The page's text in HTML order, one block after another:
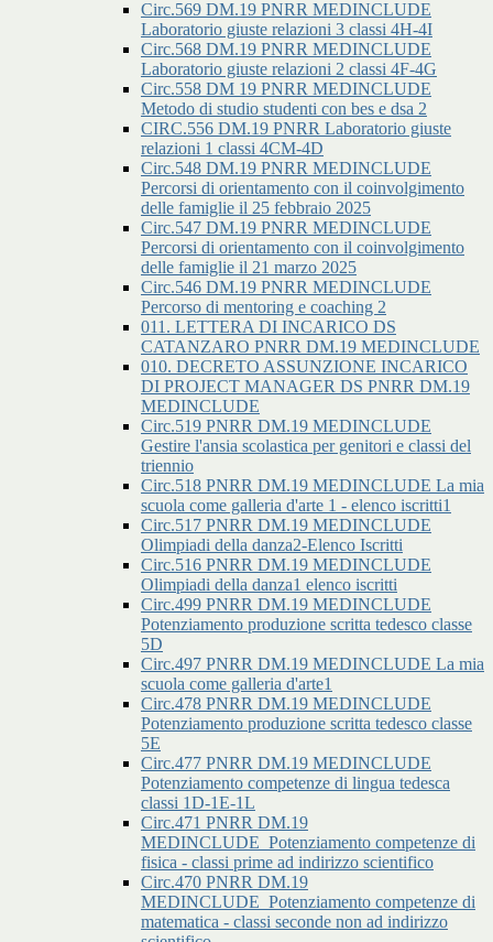
Circ.569 DM.19 PNRR MEDINCLUDE
Laboratorio giuste relazioni 3 classi 4H-4I
Circ.568 DM.19 PNRR MEDINCLUDE
Laboratorio giuste relazioni 2 classi 4F-4G
Circ.558 DM 19 PNRR MEDINCLUDE
Metodo di studio studenti con bes e dsa 2
CIRC.556 DM.19 PNRR Laboratorio giuste
relazioni 1 classi 4CM-4D
Circ.548 DM.19 PNRR MEDINCLUDE
Percorsi di orientamento con il coinvolgimento
delle famiglie il 25 febbraio 2025
Circ.547 DM.19 PNRR MEDINCLUDE
Percorsi di orientamento con il coinvolgimento
delle famiglie il 21 marzo 2025
Circ.546 DM.19 PNRR MEDINCLUDE
Percorso di mentoring e coaching 2
011. LETTERA DI INCARICO DS
CATANZARO PNRR DM.19 MEDINCLUDE
010. DECRETO ASSUNZIONE INCARICO
DI PROJECT MANAGER DS PNRR DM.19
MEDINCLUDE
Circ.519 PNRR DM.19 MEDINCLUDE
Gestire l'ansia scolastica per genitori e classi del
triennio
Circ.518 PNRR DM.19 MEDINCLUDE La mia
scuola come galleria d'arte 1 - elenco iscritti1
Circ.517 PNRR DM.19 MEDINCLUDE
Olimpiadi della danza2-Elenco Iscritti
Circ.516 PNRR DM.19 MEDINCLUDE
Olimpiadi della danza1 elenco iscritti
Circ.499 PNRR DM.19 MEDINCLUDE
Potenziamento produzione scritta tedesco classe
5D
Circ.497 PNRR DM.19 MEDINCLUDE La mia
scuola come galleria d'arte1
Circ.478 PNRR DM.19 MEDINCLUDE
Potenziamento produzione scritta tedesco classe
5E
Circ.477 PNRR DM.19 MEDINCLUDE
Potenziamento competenze di lingua tedesca
classi 1D-1E-1L
Circ.471 PNRR DM.19
MEDINCLUDE_Potenziamento competenze di
fisica - classi prime ad indirizzo scientifico
Circ.470 PNRR DM.19
MEDINCLUDE_Potenziamento competenze di
matematica - classi seconde non ad indirizzo